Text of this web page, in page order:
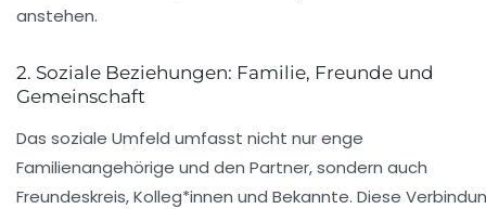
anstehen.
2. Soziale Beziehungen: Familie, Freunde und
Gemeinschaft
Das soziale Umfeld umfasst nicht nur enge
Familienangehörige und den Partner, sondern auch
Freundeskreis, Kolleg*innen und Bekannte. Diese